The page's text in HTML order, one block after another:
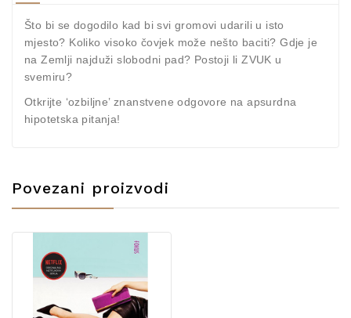
Što bi se dogodilo kad bi svi gromovi udarili u isto
mjesto? Koliko visoko čovjek može nešto baciti? Gdje je
na Zemlji najduži slobodni pad? Postoji li ZVUK u
svemiru?
Otkrijte ‘ozbiljne’ znanstvene odgovore na apsurdna
hipotetska pitanja!
Povezani proizvodi